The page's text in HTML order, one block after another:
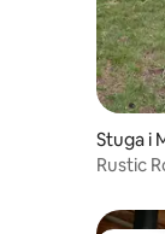
Stuga i
Rustic